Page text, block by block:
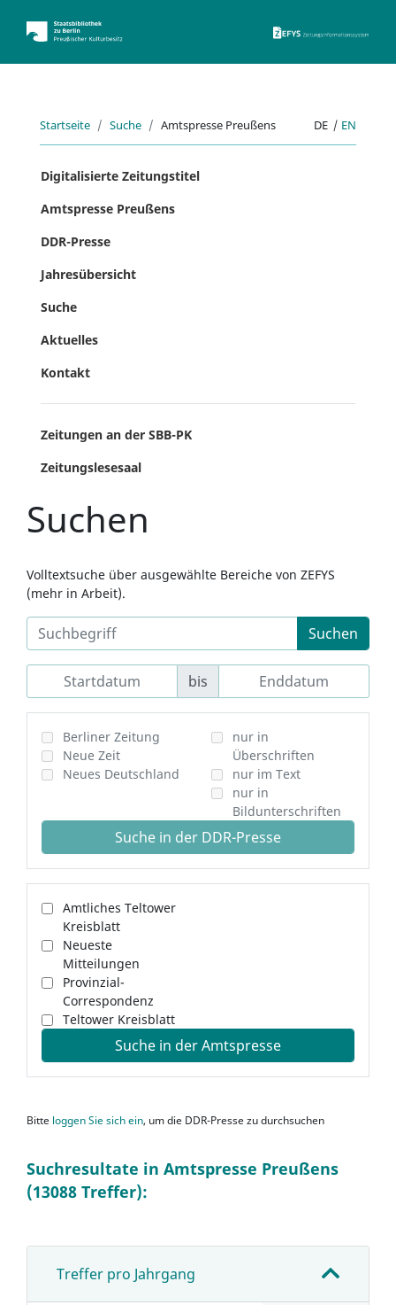
Startseite Suche Amtspresse Preußens DE | EN
Digitalisierte Zeitungstitel
Amtspresse Preußens
DDR-Presse
Jahresübersicht
Suche
Aktuelles
Kontakt
Zeitungen an der SBB-PK
Zeitungslesesaal
Suchen
Volltextsuche über ausgewählte Bereiche von ZEFYS
(mehr in Arbeit).
Suchen
bis
Berliner Zeitung
Neue Zeit
Neues Deutschland
nur in
Überschriften
nur im Text
nur in
Bildunterschriften
Suche in der DDR-Presse
Amtliches Teltower
Kreisblatt
Neueste
Mitteilungen
Provinzial-
Correspondenz
Teltower Kreisblatt
Suche in der Amtspresse
Bitte loggen Sie sich ein, um die DDR-Presse zu durchsuchen
Suchresultate in Amtspresse Preußens
(13088 Treffer):
Treffer pro Jahrgang